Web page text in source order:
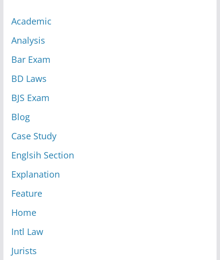
Academic
Analysis
Bar Exam
BD Laws
BJS Exam
Blog
Case Study
Englsih Section
Explanation
Feature
Home
Intl Law
Jurists